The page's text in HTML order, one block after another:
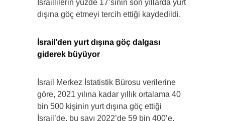
İsraillilerin yüzde 17’sinin son yıllarda yurt
dışına göç etmeyi tercih ettiği kaydedildi.
İsrail’den yurt dışına göç dalgası
giderek büyüyor
İsrail Merkez İstatistik Bürosu verilerine
göre, 2021 yılına kadar yıllık ortalama 40
bin 500 kişinin yurt dışına göç ettiği
İsrail’de, bu sayı 2022’de 59 bin 400’e,